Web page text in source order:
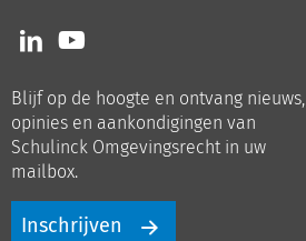
Volg
ons
LinkedIn
Volg
ons
Youtube
Blijf op de hoogte en ontvang nieuws,
opinies en aankondigingen van
Schulinck Omgevingsrecht in uw
mailbox.
Inschrijven